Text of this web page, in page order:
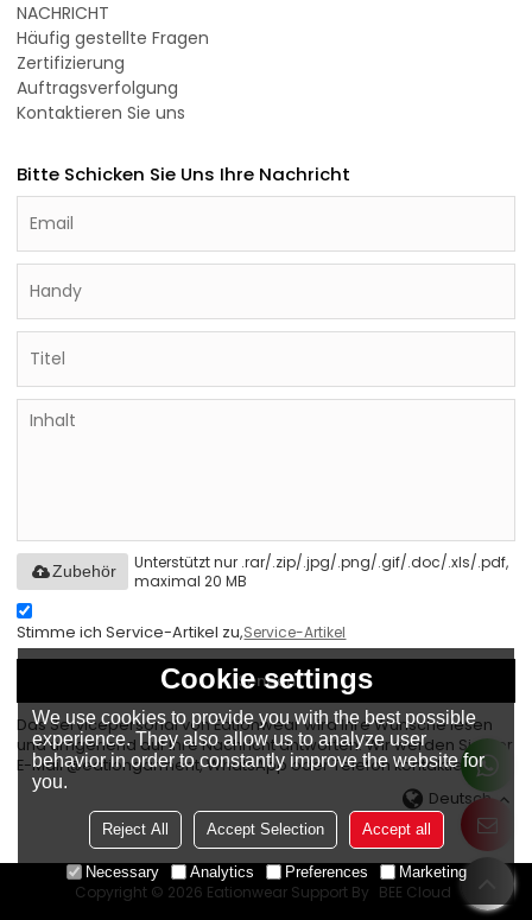
NACHRICHT
Häufig gestellte Fragen
Zertifizierung
Auftragsverfolgung
Kontaktieren Sie uns
Bitte Schicken Sie Uns Ihre Nachricht
Unterstützt nur .rar/.zip/.jpg/.png/.gif/.doc/.xls/.pdf,
maximal 20 MB
Zubehör
Stimme ich Service-Artikel zu,Service-Artikel
Senden
Das Servicepersonal von Eationwear wird Ihre Wünsche lesen
und umgehend auf Ihre Nachricht antworten. Wir werden Sie per
E-Mail @eationgarment, WhatsApp oder Telefon kontaktieren.
Deutsch
Copyright © 2026 Eationwear Support By BEE Cloud
Cookie settings
We use cookies to provide you with the best possible
experience. They also allow us to analyze user
behavior in order to constantly improve the website for
you.
Reject All Accept Selection Accept all
Necessary Analytics Preferences Marketing